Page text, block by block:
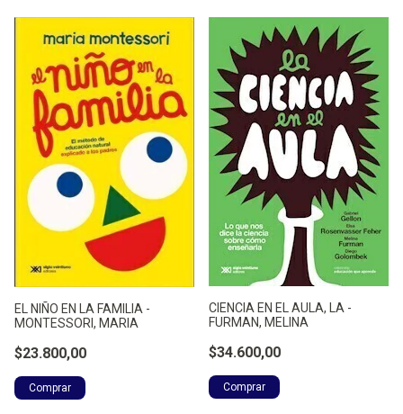
EL NIÑO EN LA FAMILIA -
MONTESSORI, MARIA
$23.800,00
CIENCIA EN EL AULA, LA -
FURMAN, MELINA
$34.600,00